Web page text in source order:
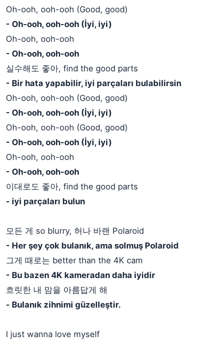
Oh-ooh, ooh-ooh (Good, good)
- Oh-ooh, ooh-ooh (İyi, iyi)
Oh-ooh, ooh-ooh
- Oh-ooh, ooh-ooh
실수해도 좋아, find the good parts
- Bir hata yapabilir, iyi parçaları bulabilirsin
Oh-ooh, ooh-ooh (Good, good)
- Oh-ooh, ooh-ooh (İyi, iyi)
Oh-ooh, ooh-ooh (Good, good)
- Oh-ooh, ooh-ooh (İyi, iyi)
Oh-ooh, ooh-ooh
- Oh-ooh, ooh-ooh
이대로도 좋아, find the good parts
- iyi parçaları bulun
모든 게 so blurry, 허나 바랜 Polaroid
- Her şey çok bulanık, ama solmuş Polaroid
그게 때로는 better than the 4K cam
- Bu bazen 4K kameradan daha iyidir
흐릿한 내 맘을 아름답게 해
- Bulanık zihnimi güzelleştir.
I just wanna love myself